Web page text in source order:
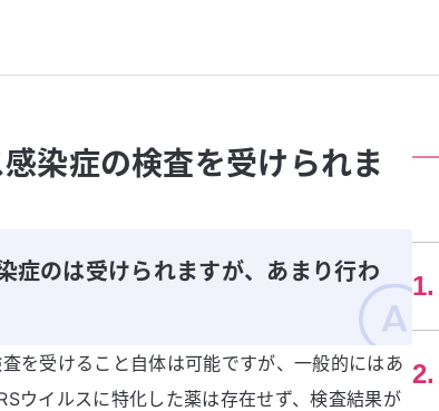
染症の検査を受けられま
症のは受けられますが、あまり行わ
を受けること自体は可能ですが、一般的にはあ
ウイルスに特化した薬は存在せず、検査結果が
1.
2.